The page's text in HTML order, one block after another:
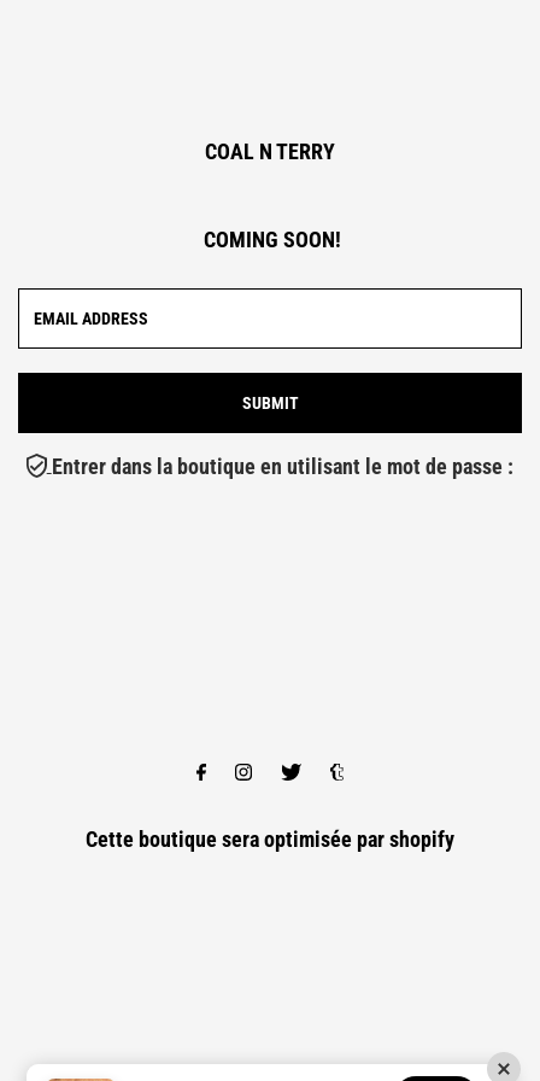
COAL N TERRY
COMING SOON!
Entrer dans la boutique en utilisant le mot de passe :
Cette boutique sera optimisée parshopify